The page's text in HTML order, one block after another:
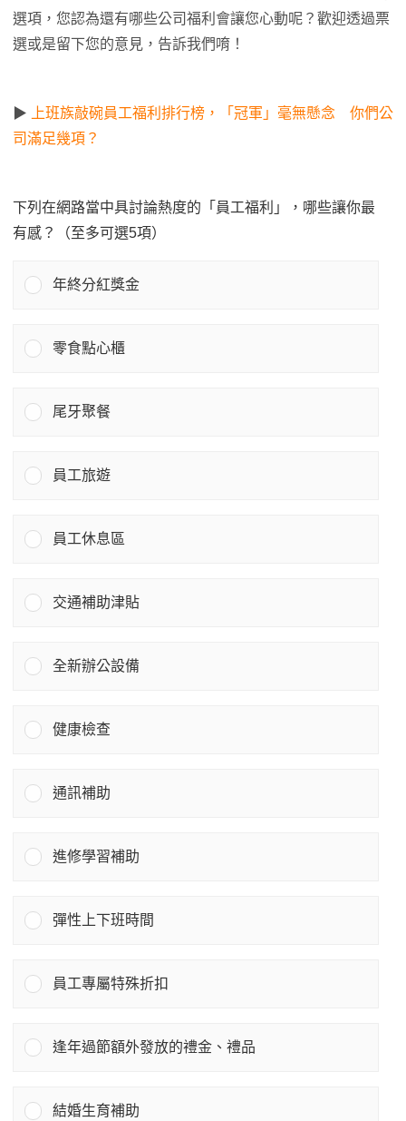
選項，您認為還有哪些公司福利會讓您心動呢？歡迎透過票
選或是留下您的意見，告訴我們唷！
▶
上班族敲碗員工福利排行榜，「冠軍」毫無懸念 你們公
司滿足幾項？
下列在網路當中具討論熱度的「員工福利」，哪些讓你最
有感？（至多可選5項）
年終分紅獎金
零食點心櫃
尾牙聚餐
員工旅遊
員工休息區
交通補助津貼
全新辦公設備
健康檢查
通訊補助
進修學習補助
彈性上下班時間
員工專屬特殊折扣
逢年過節額外發放的禮金、禮品
結婚生育補助